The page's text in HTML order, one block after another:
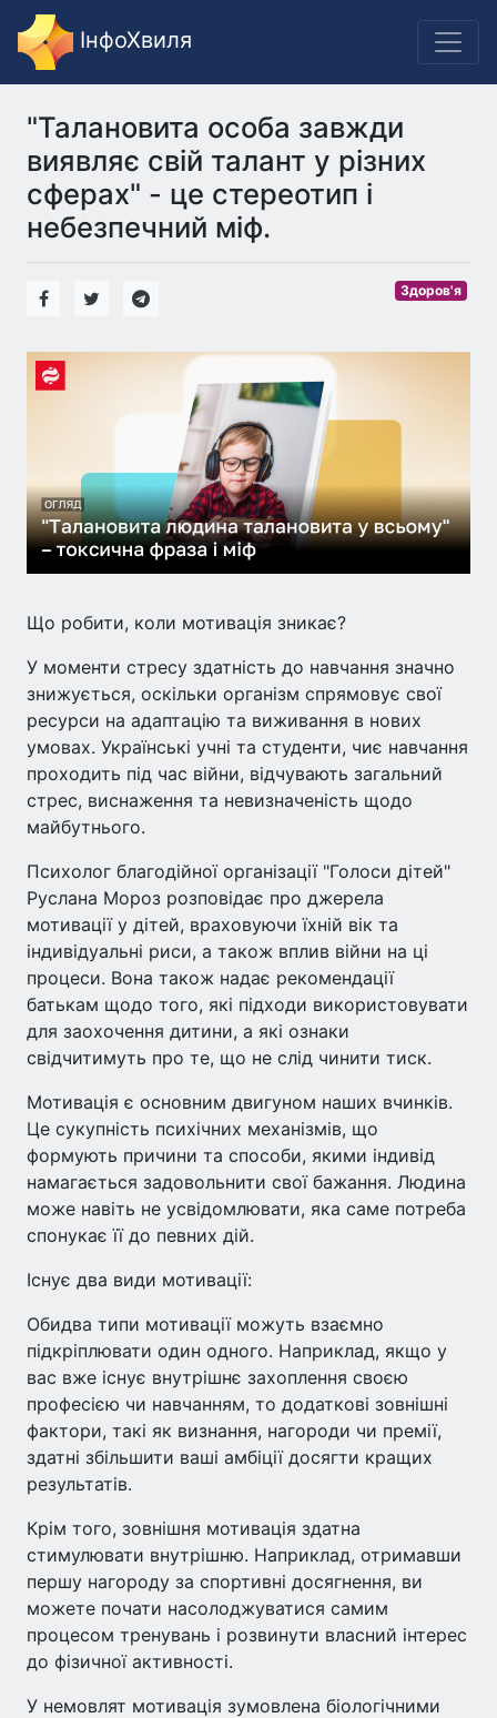
ІнфоХвиля
"Талановита особа завжди
виявляє свій талант у різних
сферах" - це стереотип і
небезпечний міф.
Здоров'я
Що робити, коли мотивація зникає?
У моменти стресу здатність до навчання значно
знижується, оскільки організм спрямовує свої
ресурси на адаптацію та виживання в нових
умовах. Українські учні та студенти, чиє навчання
проходить під час війни, відчувають загальний
стрес, виснаження та невизначеність щодо
майбутнього.
Психолог благодійної організації "Голоси дітей"
Руслана Мороз розповідає про джерела
мотивації у дітей, враховуючи їхній вік та
індивідуальні риси, а також вплив війни на ці
процеси. Вона також надає рекомендації
батькам щодо того, які підходи використовувати
для заохочення дитини, а які ознаки
свідчитимуть про те, що не слід чинити тиск.
Мотивація є основним двигуном наших вчинків.
Це сукупність психічних механізмів, що
формують причини та способи, якими індивід
намагається задовольнити свої бажання. Людина
може навіть не усвідомлювати, яка саме потреба
спонукає її до певних дій.
Існує два види мотивації:
Обидва типи мотивації можуть взаємно
підкріплювати один одного. Наприклад, якщо у
вас вже існує внутрішнє захоплення своєю
професією чи навчанням, то додаткові зовнішні
фактори, такі як визнання, нагороди чи премії,
здатні збільшити ваші амбіції досягти кращих
результатів.
Крім того, зовнішня мотивація здатна
стимулювати внутрішню. Наприклад, отримавши
першу нагороду за спортивні досягнення, ви
можете почати насолоджуватися самим
процесом тренувань і розвинути власний інтерес
до фізичної активності.
У немовлят мотивація зумовлена біологічними